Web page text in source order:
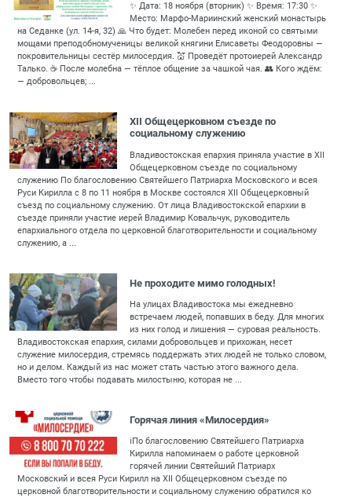
✨ Дата: 18 ноября (вторник) ✨ Время: 17:30 ✨
Место: Марфо-Мариинский женский монастырь
на Седанке (ул. 14-я, 32) 🙏 Что будет: Молебен перед иконой со святыми
мощами преподобномученицы великой княгини Елисаветы Феодоровны —
покровительницы сестёр милосердия. 💒 Проведёт протоиерей Александр
Талько. ☕️ После молебна — тёплое общение за чашкой чая. 👥 Кого ждём:
— добровольцев; ...
XII Общецерковном съезде по
социальному служению
Владивостокская епархия приняла участие в XII
Общецерковном съезде по социальному
служению По благословению Святейшего Патриарха Московского и всея
Руси Кирилла с 8 по 11 ноября в Москве состоялся XII Общецерковный
съезд по социальному служению. От лица Владивостокской епархии в
съезде приняли участие иерей Владимир Ковальчук, руководитель
епархиального отдела по церковной благотворительности и социальному
служению, а ...
Не проходите мимо голодных!
На улицах Владивостока мы ежедневно
встречаем людей, попавших в беду. Для многих
из них голод и лишения — суровая реальность.
Владивостокская епархия, силами добровольцев и прихожан, несет
служение милосердия, стремясь поддержать этих людей не только словом,
но и делом. Каждый из нас может стать частью этого важного дела.
Вместо того чтобы подавать милостыню, которая не ...
Горячая линия «Милосердия»
ℹ️По благословению Святейшего Патриарха
Кирилла напоминаем о работе церковной
горячей линии Святейший Патриарх
Московский и всея Руси Кирилл на XII Общецерковном съезде по
церковной благотворительности и социальному служению обратился ко